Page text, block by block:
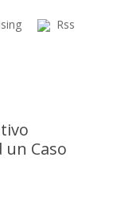
Rss
Caso